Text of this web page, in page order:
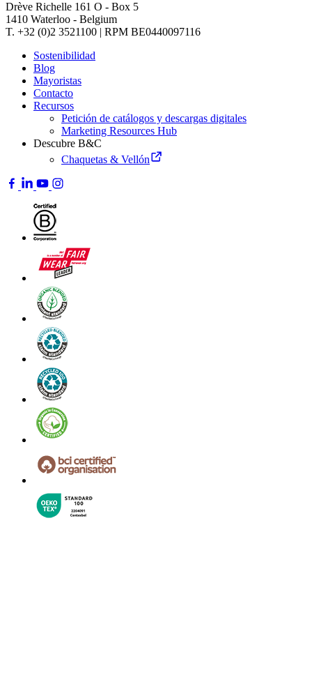
Drève Richelle 161 O - Box 5
1410 Waterloo - Belgium
T. +32 (0)2 3521100 | RPM BE0440097116
Sostenibilidad
Blog
Mayoristas
Contacto
Recursos
Petición de catálogos y descargas digitales
Marketing Resources Hub
Descubre B&C
Chaquetas & Vellón